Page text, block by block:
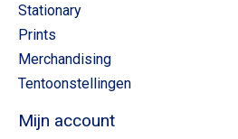
Stationary
Prints
Merchandising
Tentoonstellingen
Mijn account